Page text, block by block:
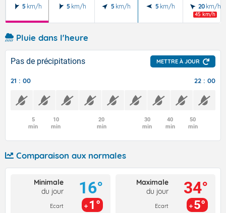
5 km/h 5 km/h 5 km/h 5 km/h 20 km/h
45 km/h
Pluie dans l'heure
Pas de précipitations METTRE À JOUR
21 : 00 22 : 00
5
min
10
min
20
min
30
min
40
min
50
min
Comparaison aux normales
Minimale
du jour
Ecart
16°
1°
Maximale
du jour
Ecart
34°
5°